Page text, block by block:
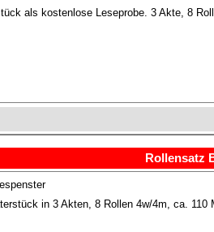
als kostenlose Leseprobe. 3 Akte, 8
Rollensatz
in 3 Akten, 8 Rollen 4w/4m, ca.